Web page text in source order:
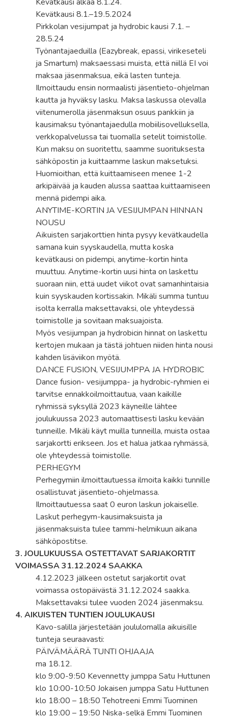
Kevätkausi alkaa 8.1.24.
Kevätkausi 8.1.–19.5.2024
Pirkkolan vesijumpat ja hydrobic kausi 7.1. –
28.5.24
Työnantajaeduilla (Eazybreak, epassi, virikeseteli
ja Smartum) maksaessasi muista, että niillä EI voi
maksaa jäsenmaksua, eikä lasten tunteja.
Ilmoittaudu ensin normaalisti jäsentieto-ohjelman
kautta ja hyväksy lasku. Maksa laskussa olevalla
viitenumerolla jäsenmaksun osuus pankkiin ja
kausimaksu työnantajaedulla mobiilisovelluksella,
verkkopalvelussa tai tuomalla setelit toimistolle.
Kun maksu on suoritettu, saamme suorituksesta
sähköpostin ja kuittaamme laskun maksetuksi.
Huomioithan, että kuittaamiseen menee 1-2
arkipäivää ja kauden alussa saattaa kuittaamiseen
mennä pidempi aika.
ANYTIME-KORTIN JA VESIJUMPAN HINNAN
NOUSU
Aikuisten sarjakorttien hinta pysyy kevätkaudella
samana kuin syyskaudella, mutta koska
kevätkausi on pidempi, anytime-kortin hinta
muuttuu. Anytime-kortin uusi hinta on laskettu
suoraan niin, että uudet viikot ovat samanhintaisia
kuin syyskauden kortissakin. Mikäli summa tuntuu
isolta kerralla maksettavaksi, ole yhteydessä
toimistolle ja sovitaan maksuajoista.
Myös vesijumpan ja hydrobicin hinnat on laskettu
kertojen mukaan ja tästä johtuen niiden hinta nousi
kahden lisäviikon myötä.
DANCE FUSION, VESIJUMPPA JA HYDROBIC
Dance fusion- vesijumppa- ja hydrobic-ryhmien ei
tarvitse ennakkoilmoittautua, vaan kaikille
ryhmissä syksyllä 2023 käyneille lähtee
joulukuussa 2023 automaattisesti lasku kevään
tunneille. Mikäli käyt muilla tunneilla, muista ostaa
sarjakortti erikseen. Jos et halua jatkaa ryhmässä,
ole yhteydessä toimistolle.
PERHEGYM
Perhegymiin ilmoittautuessa ilmoita kaikki tunnille
osallistuvat jäsentieto-ohjelmassa.
Ilmoittautuessa saat 0 euron laskun jokaiselle.
Laskut perhegym-kausimaksuista ja
jäsenmaksuista tulee tammi-helmikuun aikana
sähköpostitse.
3. JOULUKUUSSA OSTETTAVAT SARJAKORTIT
VOIMASSA 31.12.2024 SAAKKA
4.12.2023 jälkeen ostetut sarjakortit ovat
voimassa ostopäivästä 31.12.2024 saakka.
Maksettavaksi tulee vuoden 2024 jäsenmaksu.
4. AIKUISTEN TUNTIEN JOULUKAUSI
Kavo-salilla järjestetään joululomalla aikuisille
tunteja seuraavasti:
PÄIVÄMÄÄRÄ TUNTI OHJAAJA
ma 18.12.
klo 9:00-9:50 Kevennetty jumppa Satu Huttunen
klo 10:00-10:50 Jokaisen jumppa Satu Huttunen
klo 18:00 – 18:50 Tehotreeni Emmi Tuominen
klo 19:00 – 19:50 Niska-selkä Emmi Tuominen